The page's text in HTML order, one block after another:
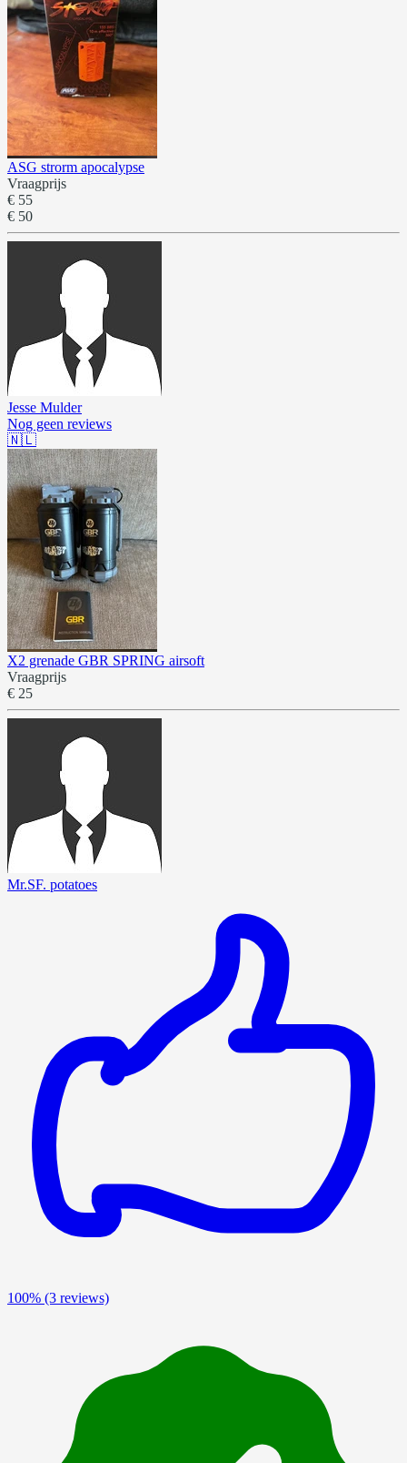
ASG strorm apocalypse
Vraagprijs
€ 55
€ 50
Jesse Mulder
Nog geen reviews
🇳🇱
X2 grenade GBR SPRING airsoft
Vraagprijs
€ 25
Mr.SF. potatoes
100% (3 reviews)